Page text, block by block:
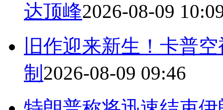
达顶峰2026-08-09
旧作迎来新生！卡普
制 2026-08-09 09:46